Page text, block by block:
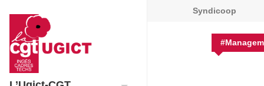
Syndicoop